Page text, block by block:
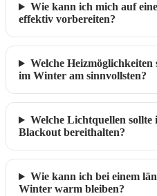
Wie kann ich mich auf
effektiv vorbereiten?
Welche
im Winter am sinnvollsten?
Welche Lichtquellen sollte
Blackout bereithalten?
Wie kann ich bei einem
Winter warm bleiben?